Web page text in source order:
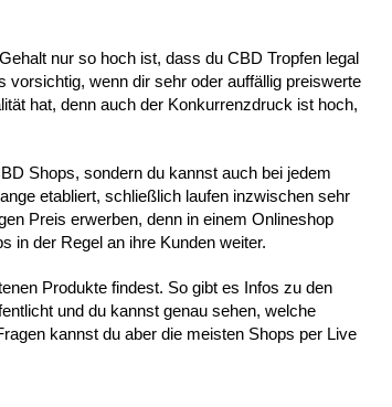
nur so hoch ist, dass du CBD Tropfen legal
wenn dir sehr oder auffällig preiswerte
hat, denn auch der Konkurrenzdruck ist hoch,
Shops, sondern du kannst auch bei jedem
etabliert, schließlich laufen inzwischen sehr
Preis erwerben, denn in einem Onlineshop
in der Regel an ihre Kunden weiter.
Produkte findest. So gibt es Infos zu den
und du kannst genau sehen, welche
kannst du aber die meisten Shops per Live